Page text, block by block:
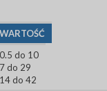
WARTOŚĆ
0.5 do 10
7 do 29
14 do 42